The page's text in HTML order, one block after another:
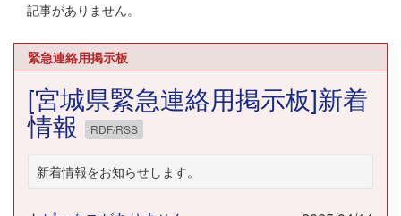
記事がありません。
緊急連絡用掲示板
[宮城県緊急連絡用掲示板]新着
情報 RDF/RSS
新着情報をお知らせします。